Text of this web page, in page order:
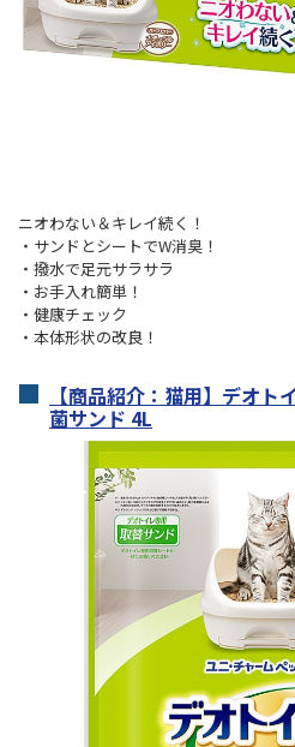
ニオわない＆キレイ続く！
・サンドとシートでW消臭！
・撥水で足元サラサラ
・お手入れ簡単！
・健康チェック
・本体形状の改良！
【商品紹介：猫用】デオ
菌サンド 4L